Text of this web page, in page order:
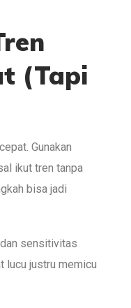
(Tapi
Gunakan
ikut tren tanpa
bisa jadi
sensitivitas
lucu justru memicu